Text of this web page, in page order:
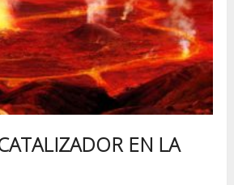
EN LA